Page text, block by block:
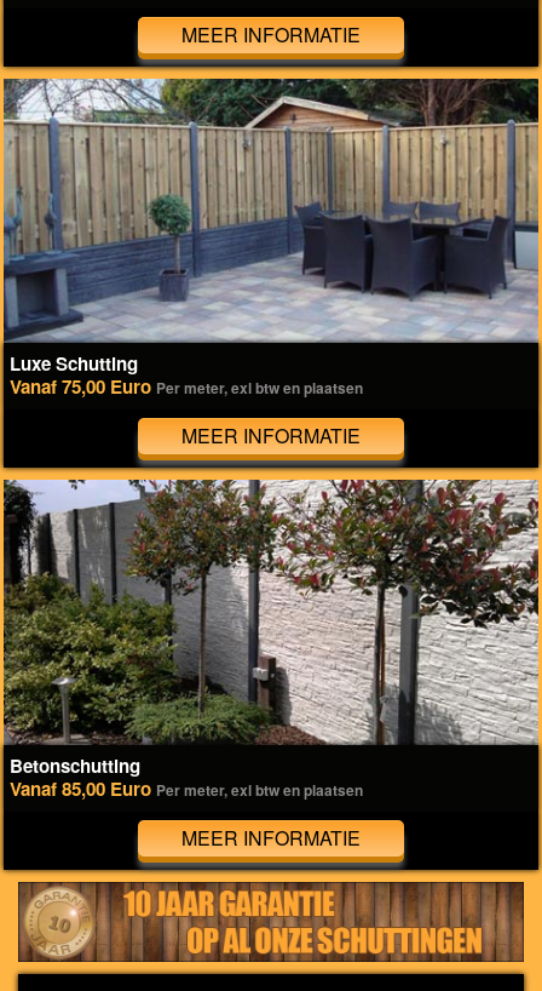
MEER INFORMATIE
Luxe Schutting
Vanaf 75,00 Euro Per meter, exl btw en plaatsen
MEER INFORMATIE
Betonschutting
Vanaf 85,00 Euro Per meter, exl btw en plaatsen
MEER INFORMATIE